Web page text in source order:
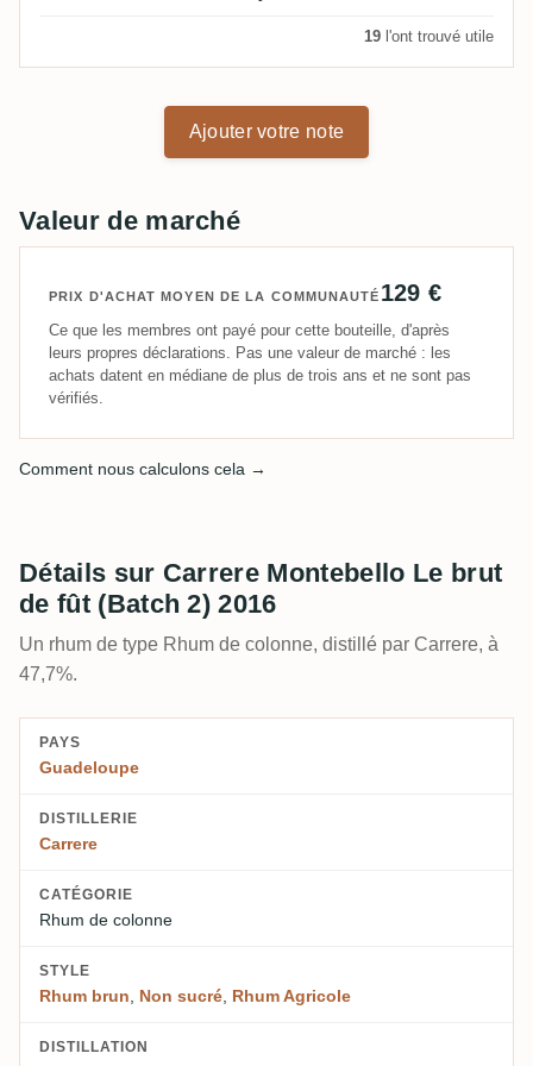
19 l'ont trouvé utile
Ajouter votre note
Valeur de marché
PRIX D'ACHAT MOYEN DE LA COMMUNAUTÉ 129 €
Ce que les membres ont payé pour cette bouteille, d'après
leurs propres déclarations. Pas une valeur de marché : les
achats datent en médiane de plus de trois ans et ne sont pas
vérifiés.
Comment nous calculons cela →
Détails sur Carrere Montebello Le brut
de fût (Batch 2) 2016
Un rhum de type Rhum de colonne, distillé par Carrere, à
47,7%.
PAYS
Guadeloupe
DISTILLERIE
Carrere
CATÉGORIE
Rhum de colonne
STYLE
Rhum brun, Non sucré, Rhum Agricole
DISTILLATION